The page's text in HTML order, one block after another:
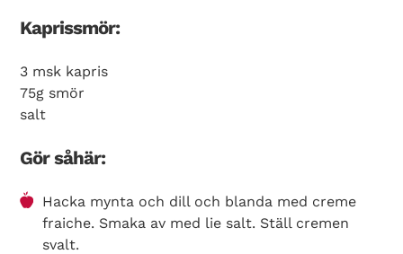
Kaprissmör:
3 msk kapris
75g smör
salt
Gör såhär:
Hacka mynta och dill och blanda med creme
fraiche. Smaka av med lie salt. Ställ cremen
svalt.